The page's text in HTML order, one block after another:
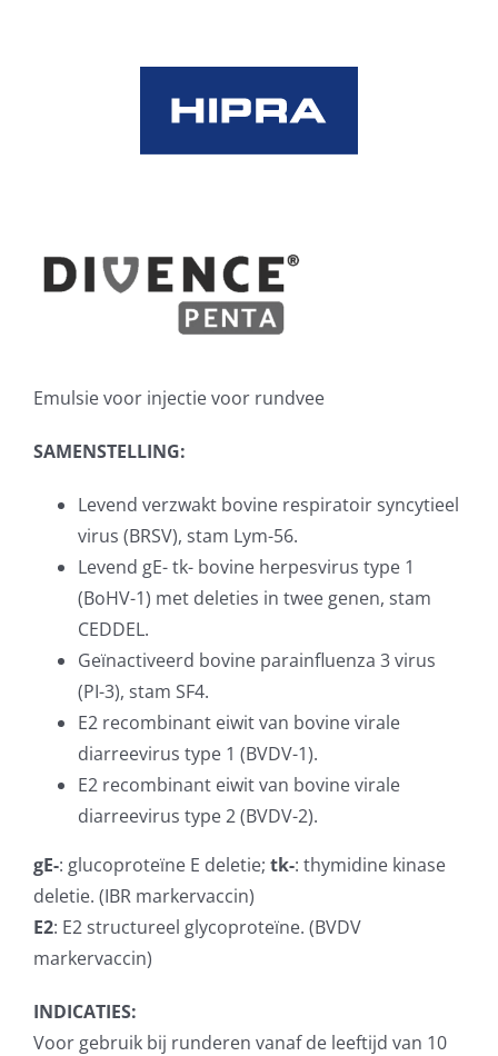
Emulsie voor injectie voor rundvee
SAMENSTELLING:
Levend verzwakt bovine respiratoir syncytieel
virus (BRSV), stam Lym-56.
Levend gE- tk- bovine herpesvirus type 1
(BoHV-1) met deleties in twee genen, stam
CEDDEL.
Geïnactiveerd bovine parainfluenza 3 virus
(PI-3), stam SF4.
E2 recombinant eiwit van bovine virale
diarreevirus type 1 (BVDV-1).
E2 recombinant eiwit van bovine virale
diarreevirus type 2 (BVDV-2).
gE-: glucoproteïne E deletie; tk-: thymidine kinase
deletie. (IBR markervaccin)
E2: E2 structureel glycoproteïne. (BVDV
markervaccin)
INDICATIES:
Voor gebruik bij runderen vanaf de leeftijd van 10